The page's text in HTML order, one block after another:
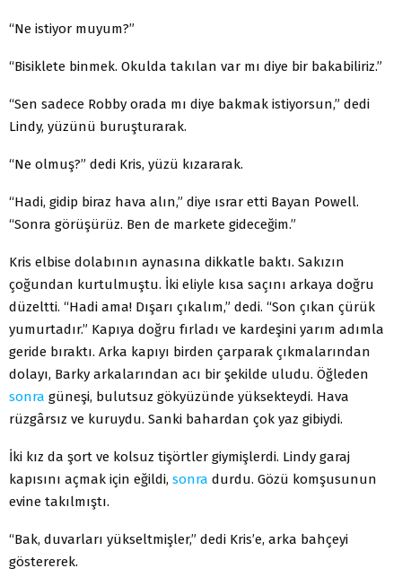
“Ne istiyor muyum?”
“Bisiklete binmek. Okulda takılan var mı diye bir bakabiliriz.”
“Sen sadece Robby orada mı diye bakmak istiyorsun,” dedi
Lindy, yüzünü buruşturarak.
“Ne olmuş?” dedi Kris, yüzü kızararak.
“Hadi, gidip biraz hava alın,” diye ısrar etti Bayan Powell.
“Sonra görüşürüz. Ben de markete gideceğim.”
Kris elbise dolabının aynasına dikkatle baktı. Sakızın
çoğundan kurtulmuştu. İki eliyle kısa saçını arkaya doğru
düzeltti. “Hadi ama! Dışarı çıkalım,” dedi. “Son çıkan çürük
yumurtadır.” Kapıya doğru fırladı ve kardeşini yarım adımla
geride bıraktı. Arka kapıyı birden çarparak çıkmalarından
dolayı, Barky arkalarından acı bir şekilde uludu. Öğleden
sonra güneşi, bulutsuz gökyüzünde yüksekteydi. Hava
rüzgârsız ve kuruydu. Sanki bahardan çok yaz gibiydi.
İki kız da şort ve kolsuz tişörtler giymişlerdi. Lindy garaj
kapısını açmak için eğildi, sonra durdu. Gözü komşusunun
evine takılmıştı.
“Bak, duvarları yükseltmişler,” dedi Kris’e, arka bahçeyi
göstererek.